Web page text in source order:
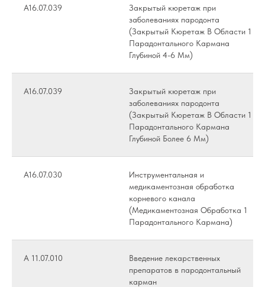
А16.07.039
Закрытый кюретаж при
заболеваниях пародонта
(Закрытый Кюретаж В Области 1
Парадонтального Кармана
Глубиной 4-6 Мм)
А16.07.039
Закрытый кюретаж при
заболеваниях пародонта
(Закрытый Кюретаж В Области 1
Парадонтального Кармана
Глубиной Более 6 Мм)
А16.07.030
Инструментальная и
медикаментозная обработка
корневого канала
(Медикаментозная Обработка 1
Парадонтального Кармана)
А 11.07.010
Введение лекарственных
препаратов в пародонтальный
карман